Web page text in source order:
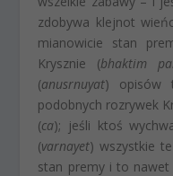
zdobywa klejnot
mianowicie stan
Krysznie (bhaktim
(anusrnuyat) opisów
podobnych rozrywek
(ca); jeśli ktoś
(varnayet) wszystkie
stan premy i to